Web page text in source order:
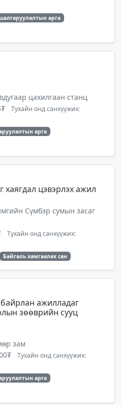
арга
цахилгаан станц
Тухайн онд санхүүжих:
арга
хаягдал цэвэрлэх ажил
Сүмбэр сумын засаг
Тухайн онд санхүүжих:
Байгаль хамгаалах сан
ажилладаг
зөөврийн сууц
зам
Тухайн онд санхүүжих:
арга